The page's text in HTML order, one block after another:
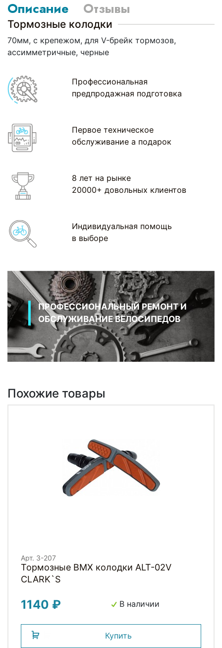
Описание Отзывы
Тормозные колодки
70мм, с крепежом, для V-брейк тормозов,
ассимметричные, черные
Профессиональная
предпродажная подготовка
Первое техническое
обслуживание а подарок
8 лет на рынке
20000+ довольных клиентов
Индивидуальная помощь
в выборе
ПРОФЕССИОНАЛЬНЫЙ РЕМОНТ И
ОБСЛУЖИВАНИЕ ВЕЛОСИПЕДОВ
Похожие товары
Арт. 3-207
Тормозные BMX колодки ALT-02V
СLARK`S
1140 ₽ В наличии
Купить